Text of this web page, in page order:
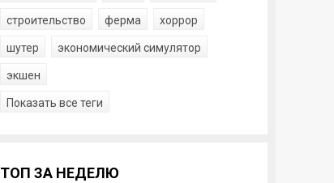
строительство ферма хоррор
шутер экономический симулятор
экшен
Показать все теги
ТОП ЗА НЕДЕЛЮ